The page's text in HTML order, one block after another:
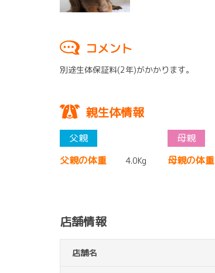
コメント
別途生体保証料(2年)がかかります。
親生体情報
父親の体重 4.0Kg 母親の体重
店舗情報
店舗名